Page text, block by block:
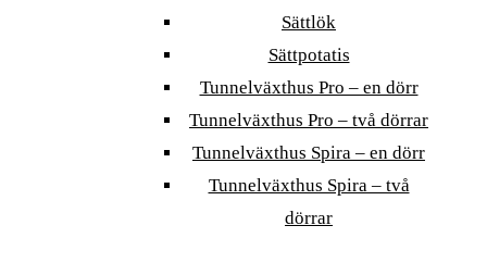
Sättlök
Sättpotatis
Tunnelväxthus Pro – en dörr
Tunnelväxthus Pro – två dörrar
Tunnelväxthus Spira – en dörr
Tunnelväxthus Spira – två
dörrar